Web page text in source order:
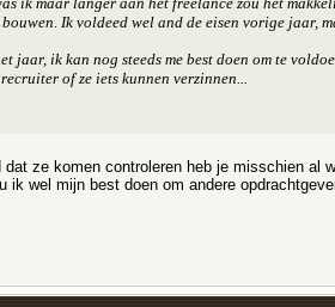
Ik voldeed wel and de eisen vorige jaar,
jaar, ik kan nog steeds me best doen om te
of ze iets kunnen verzinnen...
ze komen controleren heb je misschien al
wel mijn best doen om andere